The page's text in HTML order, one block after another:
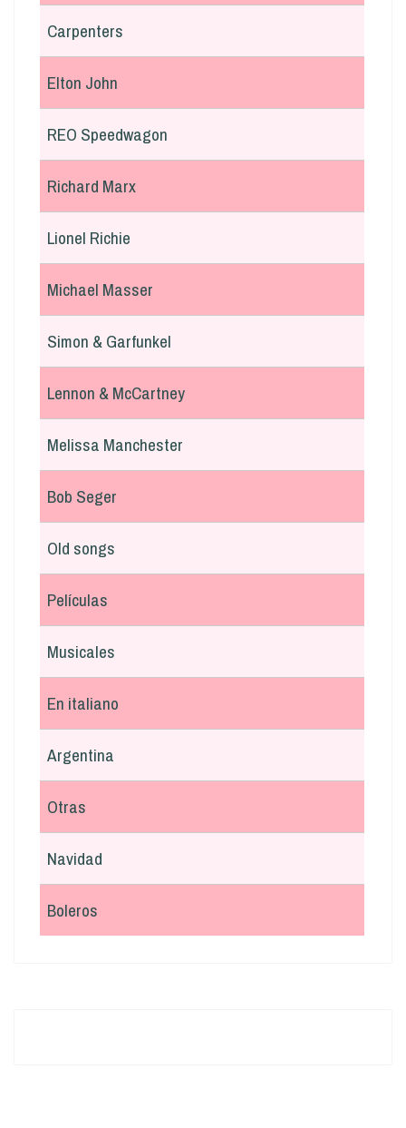
Carpenters
Elton John
REO Speedwagon
Richard Marx
Lionel Richie
Michael Masser
Simon & Garfunkel
Lennon & McCartney
Melissa Manchester
Bob Seger
Old songs
Películas
Musicales
En italiano
Argentina
Otras
Navidad
Boleros